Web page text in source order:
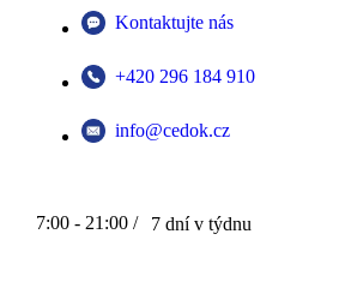
Kontaktujte nás
+420 296 184 910
info@cedok.cz
7:00 - 21:00 / 7 dní v týdnu